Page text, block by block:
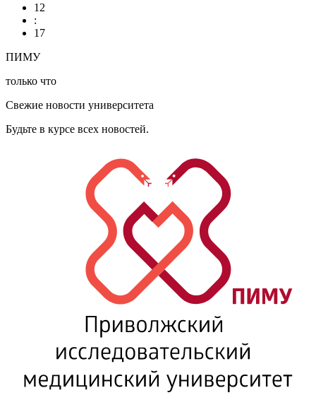
12
:
17
ПИМУ
только что
Свежие новости университета
Будьте в курсе всех новостей.